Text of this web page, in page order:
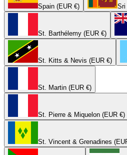
Spain (EUR €) Sri
St. Barthélemy (EUR €)
St. Kitts & Nevis (EUR €)
St. Martin (EUR €)
St. Pierre & Miquelon (EUR €)
St. Vincent & Grenadines